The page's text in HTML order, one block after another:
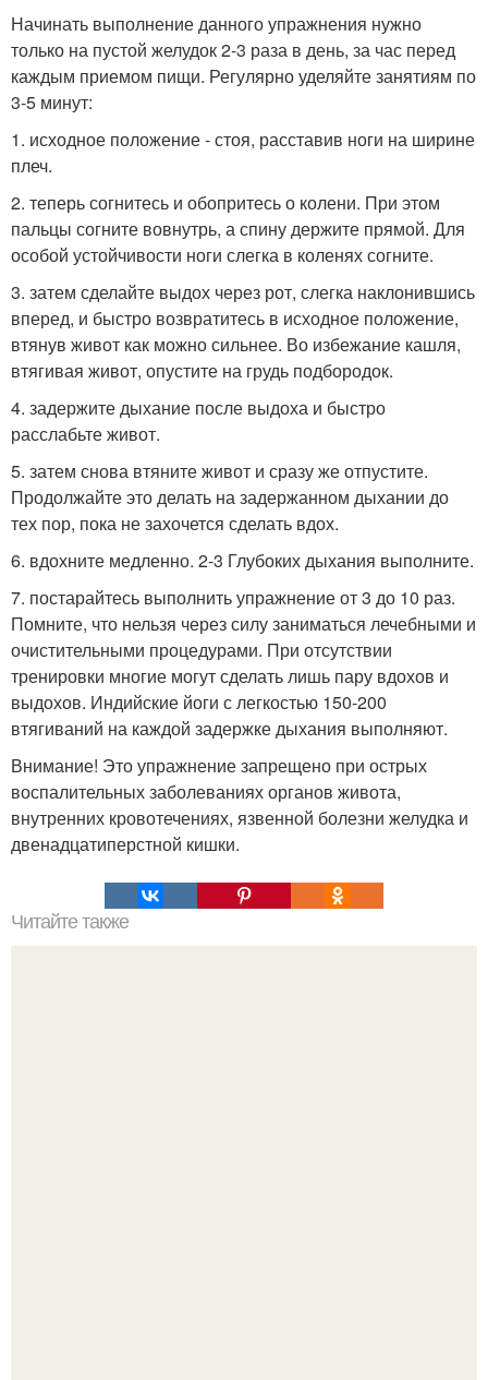
Начинать выполнение данного упражнения нужно
только на пустой желудок 2-3 раза в день, за час перед
каждым приемом пищи. Регулярно уделяйте занятиям по
3-5 минут:
1. исходное положение - стоя, расставив ноги на ширине
плеч.
2. теперь согнитесь и обопритесь о колени. При этом
пальцы согните вовнутрь, а спину держите прямой. Для
особой устойчивости ноги слегка в коленях согните.
3. затем сделайте выдох через рот, слегка наклонившись
вперед, и быстро возвратитесь в исходное положение,
втянув живот как можно сильнее. Во избежание кашля,
втягивая живот, опустите на грудь подбородок.
4. задержите дыхание после выдоха и быстро
расслабьте живот.
5. затем снова втяните живот и сразу же отпустите.
Продолжайте это делать на задержанном дыхании до
тех пор, пока не захочется сделать вдох.
6. вдохните медленно. 2-3 Глубоких дыхания выполните.
7. постарайтесь выполнить упражнение от 3 до 10 раз.
Помните, что нельзя через силу заниматься лечебными и
очистительными процедурами. При отсутствии
тренировки многие могут сделать лишь пару вдохов и
выдохов. Индийские йоги с легкостью 150-200
втягиваний на каждой задержке дыхания выполняют.
Внимание! Это упражнение запрещено при острых
воспалительных заболеваниях органов живота,
внутренних кровотечениях, язвенной болезни желудка и
двенадцатиперстной кишки.
Читайте также